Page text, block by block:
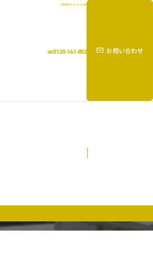
【電話受付】9:30～21:00
0120-161-853 お問い合わせ